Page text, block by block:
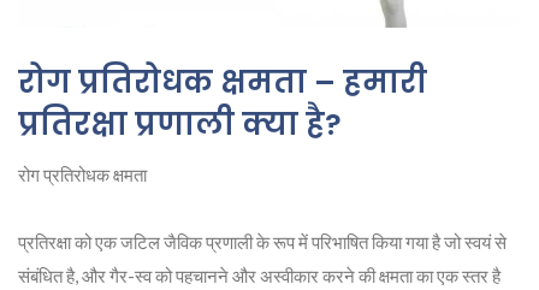
रोग प्रतिरोधक क्षमता – हमारी
प्रतिरक्षा प्रणाली क्या है?
रोग प्रतिरोधक क्षमता
प्रतिरक्षा को एक जटिल जैविक प्रणाली के रूप में परिभाषित किया गया है जो स्वयं से
संबंधित है, और गैर-स्व को पहचानने और अस्वीकार करने की क्षमता का एक स्तर है